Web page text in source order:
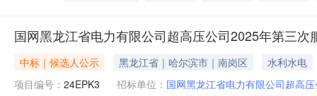
国网黑龙江省电力有限公司超高压公司2025年第三
中标｜候选人公示 黑龙江省｜哈尔滨市｜南岗区
水利水电
项目编号： 24EPK3 招标单位： 国网黑龙江省电力有限公司超高